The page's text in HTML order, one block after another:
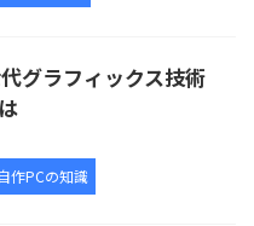
グラフィックス技術
作PCの知識